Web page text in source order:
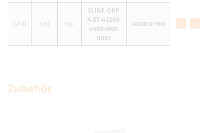
2200 600 600
2LINE-ODF-
A-ET-h2200-
b600-t600-
KR01
3030637500
Zubehör